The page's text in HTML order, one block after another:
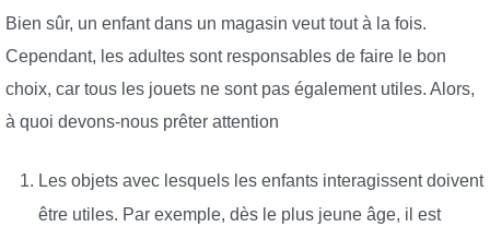
Bien sûr, un enfant dans un magasin veut tout à la fois.
Cependant, les adultes sont responsables de faire le bon
choix, car tous les jouets ne sont pas également utiles. Alors,
à quoi devons-nous prêter attention
Les objets avec lesquels les enfants interagissent doivent
être utiles. Par exemple, dès le plus jeune âge, il est